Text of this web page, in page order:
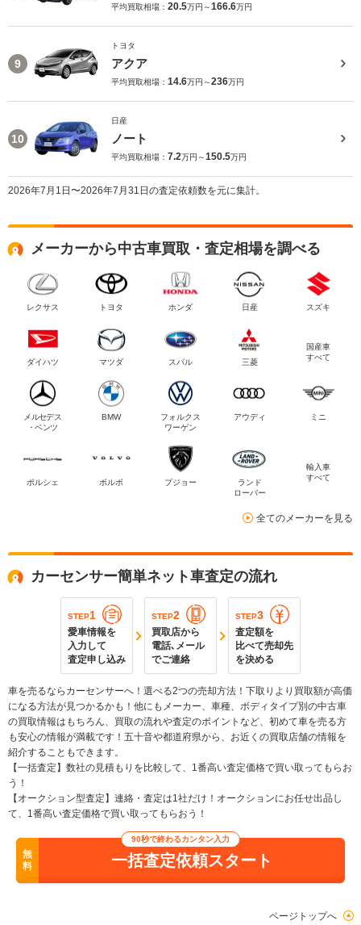
平均買取相場： 20.5万円～166.6万円
9
トヨタ
アクア
平均買取相場： 14.6万円～236万円
10
日産
ノート
平均買取相場： 7.2万円～150.5万円
2026年7月1日〜2026年7月31日の査定依頼数を元に集計。
メーカーから中古車買取・査定相場を調べる
レクサス トヨタ ホンダ 日産 スズキ
ダイハツ マツダ スバル 三菱
国産車
すべて
メルセデス
・ベンツ
BMW
フォルクス
ワーゲン
アウディ ミニ
ポルシェ ボルボ プジョー
ランド
ローバー
輸入車
すべて
全てのメーカーを見る
カーセンサー簡単ネット車査定の流れ
STEP1
愛車情報を
入力して
査定申し込み
STEP2
買取店から
電話､メール
でご連絡
STEP3
査定額を
比べて売却先
を決める
車を売るならカーセンサーへ！選べる2つの売却方法！下取りより買取額が高価
になる方法が見つかるかも！他にもメーカー、車種、ボディタイプ別の中古車
の買取情報はもちろん、買取の流れや査定のポイントなど、初めて車を売る方
も安心の情報が満載です！五十音や都道府県から、お近くの買取店舗の情報を
紹介することもできます。
【一括査定】数社の見積もりを比較して、1番高い査定価格で買い取ってもらお
う！
【オークション型査定】連絡・査定は1社だけ！オークションにお任せ出品し
て、1番高い査定価格で買い取ってもらおう！
無
料
90秒で終わるカンタン入力
一括査定依頼スタート
ページトップへ